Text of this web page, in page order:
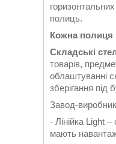
полиць.
Кожна полиця
Складські
товарів,
облаштуванні
зберігання під
Завод-
- Лінійка Light
мають